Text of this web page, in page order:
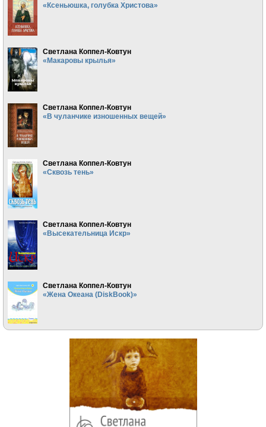
«Ксеньюшка, голубка Христова»
Светлана Коппел-Ковтун
«Макаровы крылья»
Светлана Коппел-Ковтун
«В чуланчике изношенных вещей»
Светлана Коппел-Ковтун
«Сквозь тень»
Светлана Коппел-Ковтун
«Высекательница Искр»
Светлана Коппел-Ковтун
«Жена Океана (DiskBook)»